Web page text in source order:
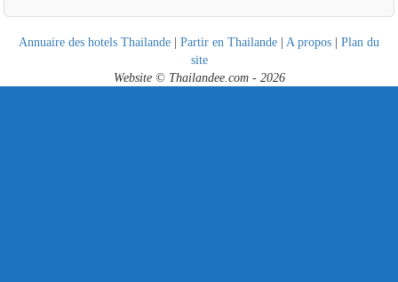
Annuaire des hotels Thailande | Partir en Thailande | A propos | Plan du
site
Website © Thailandee.com - 2026